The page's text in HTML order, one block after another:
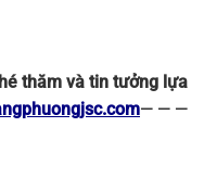
thăm và tin tưởng lựa
— — —